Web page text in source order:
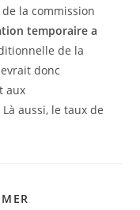
la commission
temporaire a
de la
donc
aux
Là aussi, le taux de